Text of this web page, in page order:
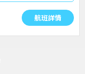
航班詳情